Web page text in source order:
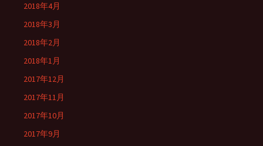
2018年4月
2018年3月
2018年2月
2018年1月
2017年12月
2017年11月
2017年10月
2017年9月